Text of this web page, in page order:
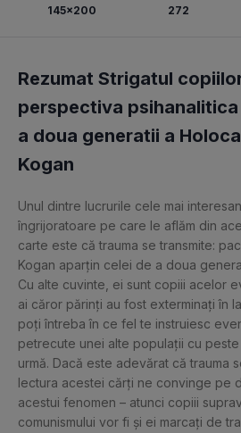
145x200 272
Rezumat Strigatul
perspectiva
a doua generatii a
Kogan
Unul dintre lucrurile cele mai
îngrijoratoare pe care le aflăm din
carte este că trauma se transmite:
Kogan aparțin celei de a doua
Cu alte cuvinte, ei sunt copiii acelor
ai căror părinți au fost exterminați în
poți întreba în ce fel te instruiesc
petrecute unei alte populații cu
urmă. Dacă este adevărat că trauma
lectura acestei cărți ne convinge pe
acestui fenomen – atunci copiii
comunismului vor fi și ei marcați de